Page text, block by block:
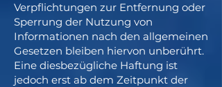
Verpflichtungen zur Entfernung oder
Sperrung der Nutzung von
Informationen nach den allgemeinen
Gesetzen bleiben hiervon unberührt.
Eine diesbezügliche Haftung ist
jedoch erst ab dem Zeitpunkt der